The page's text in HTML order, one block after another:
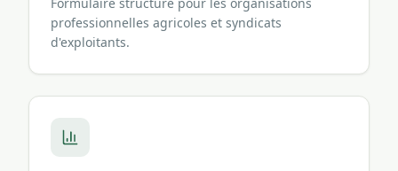
professionnelles agricoles et syndicats
d'exploitants.